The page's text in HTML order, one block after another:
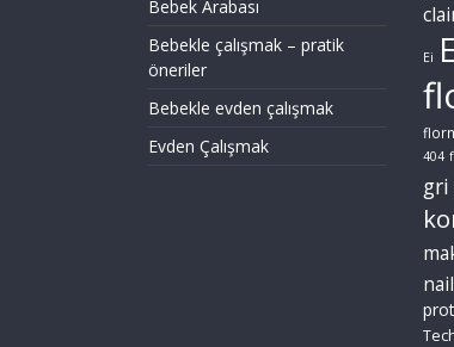
Bebek Arabası
Bebekle çalışmak – pratik
öneriler
Bebekle evden çalışmak
Evden Çalışmak
Ei
404
gri